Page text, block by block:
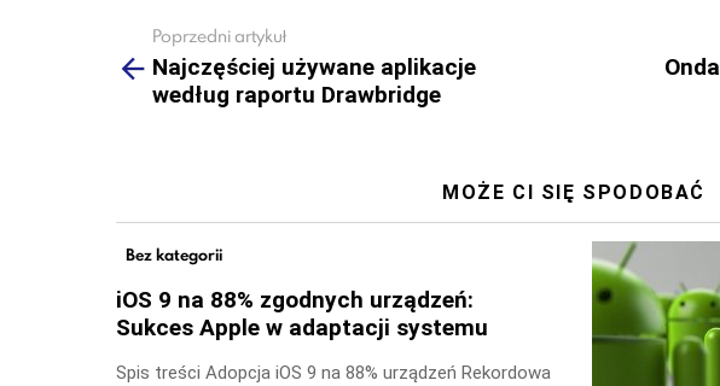
more
Poprzedni artykuł
Najczęściej używane aplikacje
według raportu Drawbridge
MOŻE CI SIĘ SPODOBAĆ
Bez kategorii
iOS 9 na 88% zgodnych urządzeń:
Sukces Apple w adaptacji systemu
Spis treści Adopcja iOS 9 na 88% urządzeń Rekordowa